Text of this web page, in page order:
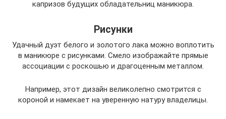
капризов будущих обладательниц маникюра.
Рисунки
Удачный дуэт белого и золотого лака можно воплотить
в маникюре с рисунками. Смело изображайте прямые
ассоциации с роскошью и драгоценным металлом.
Например, этот дизайн великолепно смотрится с
короной и намекает на уверенную натуру владелицы.